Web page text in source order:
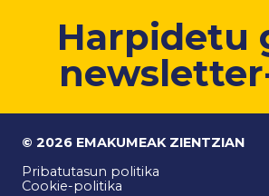
Harpidetu
© 2026 EMAKUMEAK ZIENTZIAN
Pribatutasun politika
Cookie-politika